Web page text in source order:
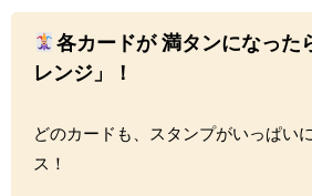
各カードが 満タンになった
レンジ」！
どのカードも、スタンプがいっぱい
ス！